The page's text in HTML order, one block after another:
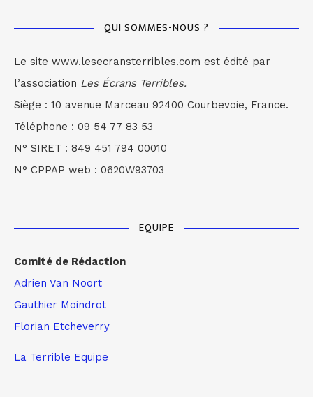
QUI SOMMES-NOUS ?
Le site www.lesecransterribles.com est édité par
l’association Les Écrans Terribles.
Siège : 10 avenue Marceau 92400 Courbevoie, France.
Téléphone : 09 54 77 83 53
N° SIRET : 849 451 794 00010
N° CPPAP web : 0620W93703
EQUIPE
Comité de Rédaction
Adrien Van Noort
Gauthier Moindrot
Florian Etcheverry
La Terrible Equipe